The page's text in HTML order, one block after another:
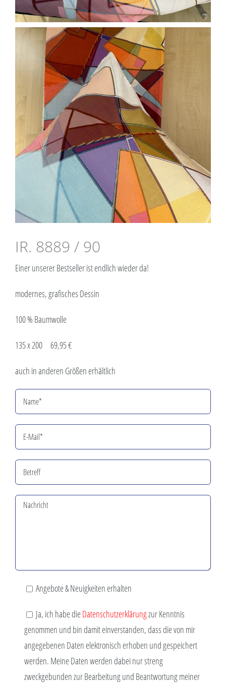
IR. 8889 / 90
Einer unserer Bestseller ist endlich wieder da!
modernes, grafisches Dessin
100 % Baumwolle
135 x 200 69,95 €
auch in anderen Größen erhältlich
Angebote & Neuigkeiten erhalten
Ja, ich habe dieDatenschutzerklärungzur Kenntnis
genommen und bin damit einverstanden, dass die von mir
angegebenen Daten elektronisch erhoben und gespeichert
werden. Meine Daten werden dabei nur streng
zweckgebunden zur Bearbeitung und Beantwortung meiner